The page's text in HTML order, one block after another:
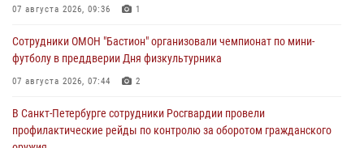
07 августа 2026, 09:36 1
Сотрудники ОМОН "Бастион" организовали чемпионат по мини-
футболу в преддверии Дня физкультурника
07 августа 2026, 07:44 2
В Санкт-Петербурге сотрудники Росгвардии провели
профилактические рейды по контролю за оборотом гражданского